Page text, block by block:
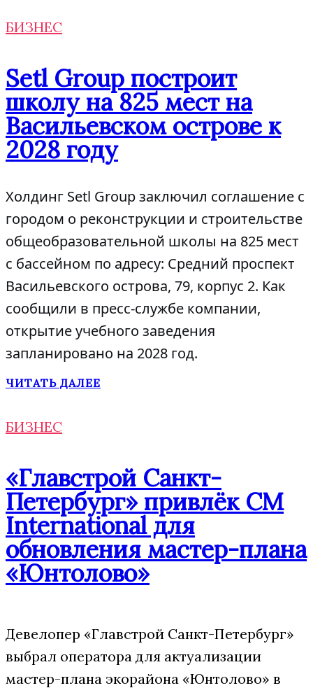
БИЗНЕС
Setl Group построит
школу на 825 мест на
Васильевском острове к
2028 году
Холдинг Setl Group заключил соглашение с
городом о реконструкции и строительстве
общеобразовательной школы на 825 мест
с бассейном по адресу: Средний проспект
Васильевского острова, 79, корпус 2. Как
сообщили в пресс-службе компании,
открытие учебного заведения
запланировано на 2028 год.
ЧИТАТЬ ДАЛЕЕ
БИЗНЕС
«Главстрой Санкт-
Петербург» привлёк CM
International для
обновления мастер-плана
«Юнтолово»
Девелопер «Главстрой Санкт-Петербург»
выбрал оператора для актуализации
мастер-плана экорайона «Юнтолово» в